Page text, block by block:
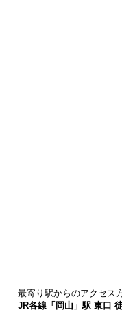
最寄り駅からのアクセス
JR各線「岡山」駅 東口